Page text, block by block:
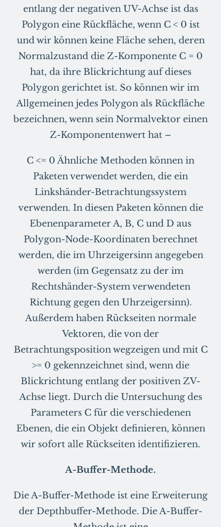
entlang der negativen UV-Achse ist das
Polygon eine Rückfläche, wenn C < 0 ist
und wir können keine Fläche sehen, deren
Normalzustand die Z-Komponente C = 0
hat, da ihre Blickrichtung auf dieses
Polygon gerichtet ist. So können wir im
Allgemeinen jedes Polygon als Rückfläche
bezeichnen, wenn sein Normalvektor einen
Z-Komponentenwert hat –
C <= 0 Ähnliche Methoden können in
Paketen verwendet werden, die ein
Linkshänder-Betrachtungssystem
verwenden. In diesen Paketen können die
Ebenenparameter A, B, C und D aus
Polygon-Node-Koordinaten berechnet
werden, die im Uhrzeigersinn angegeben
werden (im Gegensatz zu der im
Rechtshänder-System verwendeten
Richtung gegen den Uhrzeigersinn).
Außerdem haben Rückseiten normale
Vektoren, die von der
Betrachtungsposition wegzeigen und mit C
>= 0 gekennzeichnet sind, wenn die
Blickrichtung entlang der positiven ZV-
Achse liegt. Durch die Untersuchung des
Parameters C für die verschiedenen
Ebenen, die ein Objekt definieren, können
wir sofort alle Rückseiten identifizieren.
A-Buffer-Methode.
Die A-Buffer-Methode ist eine Erweiterung
der Depthbuffer-Methode. Die A-Buffer-